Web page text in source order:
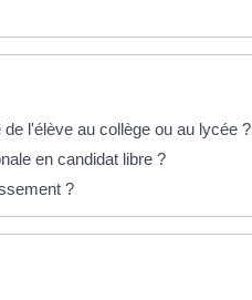
l'élève au collège ou au lycée ?
en candidat libre ?
?